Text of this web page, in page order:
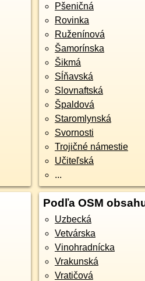
Pšeničná
Rovinka
Ruženínová
Šamorínska
Šikmá
Sĺňavská
Slovnaftská
Špaldová
Staromlynská
Svornosti
Trojičné námestie
Učiteľská
...
Podľa OSM
Uzbecká
Vetvárska
Vinohradnícka
Vrakunská
Vratičová